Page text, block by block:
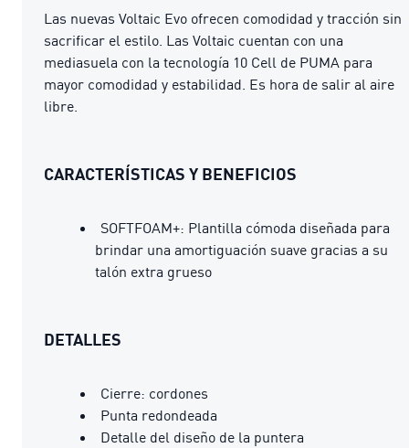
Las nuevas Voltaic Evo ofrecen comodidad y tracción sin
sacrificar el estilo. Las Voltaic cuentan con una
mediasuela con la tecnología 10 Cell de PUMA para
mayor comodidad y estabilidad. Es hora de salir al aire
libre.
CARACTERÍSTICAS Y BENEFICIOS
SOFTFOAM+: Plantilla cómoda diseñada para
brindar una amortiguación suave gracias a su
talón extra grueso
DETALLES
Cierre: cordones
Punta redondeada
Detalle del diseño de la puntera